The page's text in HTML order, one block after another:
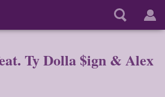
Ty Dolla $ign & Alex